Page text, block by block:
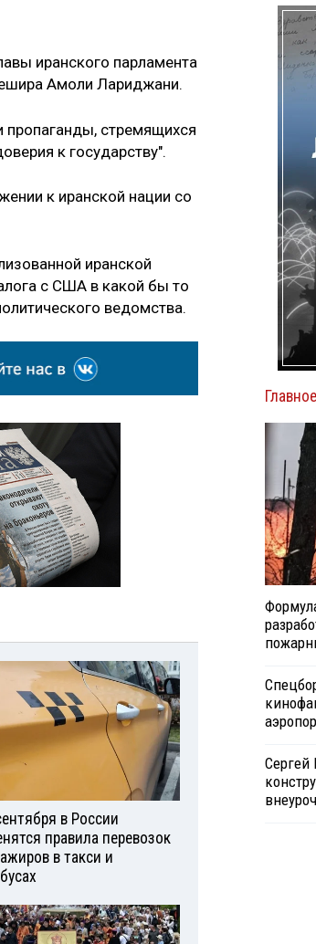
иранского парламента
Амоли Лариджани.
пропаганды, стремящихся
к государству".
к иранской нации со
иранской
с США в какой бы то
ведомства.
в России
правила перевозок
в такси и